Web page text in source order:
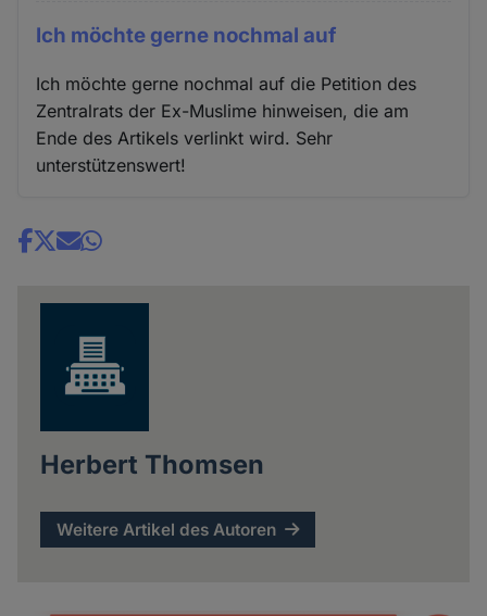
Ich möchte gerne nochmal auf
Ich möchte gerne nochmal auf die Petition des
Zentralrats der Ex-Muslime hinweisen, die am
Ende des Artikels verlinkt wird. Sehr
unterstützenswert!
Share
Herbert Thomsen
Weitere Artikel des Autoren